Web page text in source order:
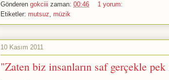
Gönderen gokciii zaman: 00:46
1 yorum:
Etiketler: mutsuz, müzik
10 Kasım 2011
"Zaten biz insanların saf gerçekle